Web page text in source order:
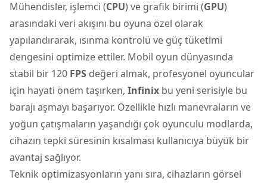
Mühendisler, işlemci (CPU) ve grafik birimi (GPU)
arasındaki veri akışını bu oyuna özel olarak
yapılandırarak, ısınma kontrolü ve güç tüketimi
dengesini optimize ettiler. Mobil oyun dünyasında
stabil bir 120 FPS değeri almak, profesyonel oyuncular
için hayati önem taşırken, Infinix bu yeni serisiyle bu
barajı aşmayı başarıyor. Özellikle hızlı manevraların ve
yoğun çatışmaların yaşandığı çok oyunculu modlarda,
cihazın tepki süresinin kısalması kullanıcıya büyük bir
avantaj sağlıyor.
Teknik optimizasyonların yanı sıra, cihazların görsel